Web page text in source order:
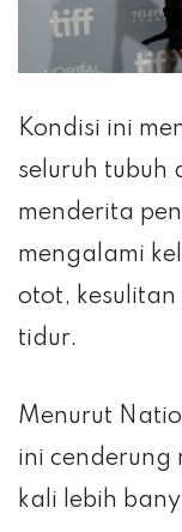
Kondisi ini
seluruh tubuh
menderita
mengalami
otot,
tidur.
Menurut
ini cenderung
kali lebih